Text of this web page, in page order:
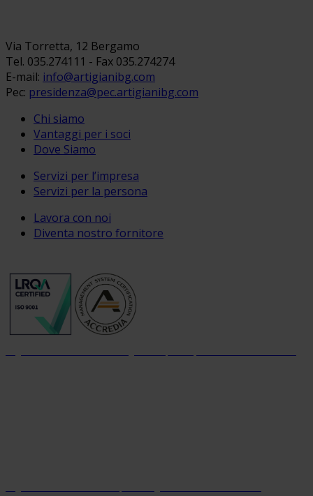
Via Torretta, 12 Bergamo
Tel. 035.274111 - Fax 035.274274
E-mail: info@artigianibg.com
Pec: presidenza@pec.artigianibg.com
Chi siamo
Vantaggi per i soci
Dove Siamo
Servizi per l’impresa
Servizi per la persona
Lavora con noi
Diventa nostro fornitore